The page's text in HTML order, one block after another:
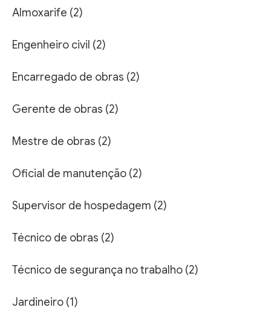
Almoxarife (2)
Engenheiro civil (2)
Encarregado de obras (2)
Gerente de obras (2)
Mestre de obras (2)
Oficial de manutenção (2)
Supervisor de hospedagem (2)
Técnico de obras (2)
Técnico de segurança no trabalho (2)
Jardineiro (1)